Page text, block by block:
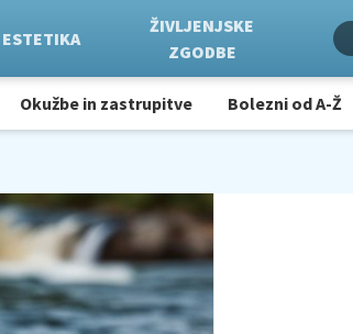
ESTETIKA
ŽIVLJENJSKE
ZGODBE
Okužbe in zastrupitve Bolezni od A-Ž